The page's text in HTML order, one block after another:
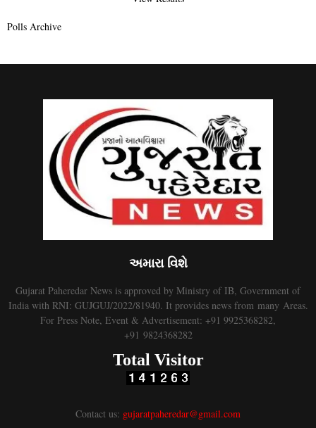
Polls Archive
અમારા વિશે
Gujarat Paheredar News is approved by Ministry of IB, Government of
India with RNI: GUJGUJ/2022/81940. It provides news from many Areas.
For Press Note, Event & Advertisement: +91 9925368282,
+91 9824368282
Total Visitor
Contact us: gujaratpaheredar@gmail.com